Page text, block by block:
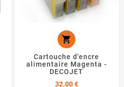

Cartouche d'encre
alimentaire Magenta -
DECOJET
32,00 €Prix